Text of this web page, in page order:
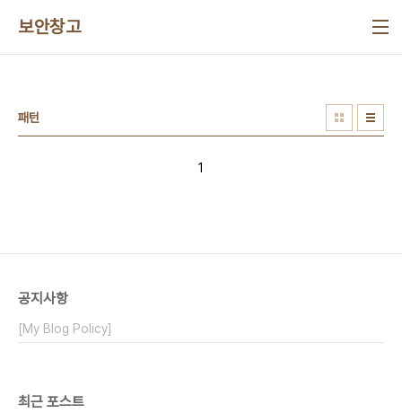
보안창고
패턴
1
공지사항
[My Blog Policy]
최근 포스트